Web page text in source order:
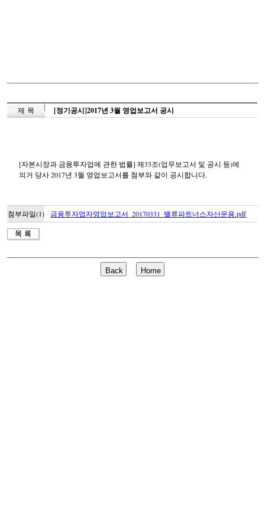
제 목 [정기공시]2017년 3월 영업보고서 공시
[자본시장과 금융투자업에 관한 법률] 제33조(업무보고서 및 공시 등)에
의거 당사 2017년 3월 영업보고서를 첨부와 같이 공시합니다.
첨부파일(1) 금융투자업자영업보고서_20170331_밸류파트너스자산운용.pdf